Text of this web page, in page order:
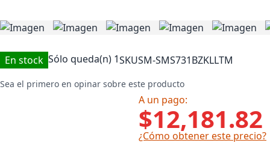
En stock Sólo queda(n) 1SKUSM-SMS731BZKLLTM
Sea el primero en opinar sobre este producto
A un pago:
$12,181.82
¿Cómo obtener este precio?